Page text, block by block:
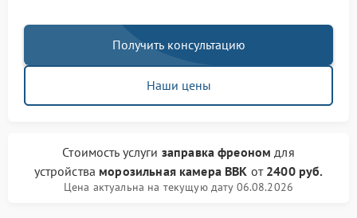
Получить консультацию
Наши цены
Стоимость услуги заправка фреоном для
устройства морозильная камера BBK от 2400 руб.
Цена актуальна на текущую дату 06.08.2026